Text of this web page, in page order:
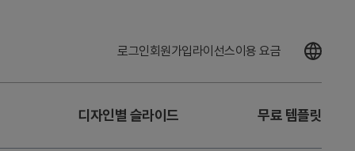
로그인회원가입라이선스이용 요금
디자인별 슬라이드 무료 템플릿